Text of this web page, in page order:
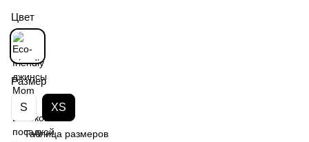
Цвет
Размер
S XS
Таблица размеров